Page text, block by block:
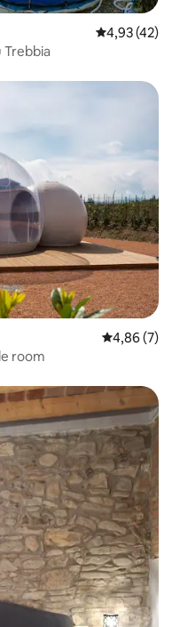
Note
4,93 (42)
Trebbia
Note
4,86 (7)
room